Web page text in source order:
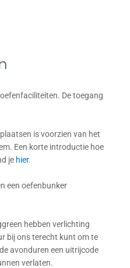
De toegang
is voorzien van het
Een korte introductie hoe
je hier.
een oefenbunker
hebben verlichting
bij ons terecht kunt om te
avonduren een uitrijcode
verlaten.